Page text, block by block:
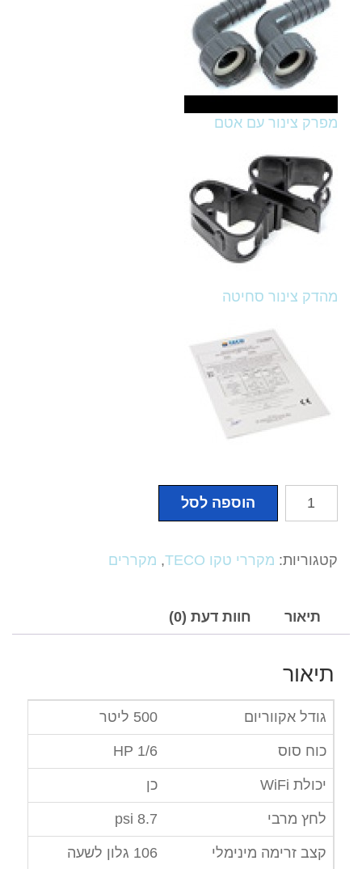
מפרק צינור עם אטם
מהדק צינור סחיטה
טקו
TECO
עד
500
ליטר
הוספה לסל
קטגוריות: מקררי טקו TECO , מקררים
תיאור חוות דעת (0)
תיאור
גודל אקווריום 500 ליטר
כוח סוס 1/6 HP
יכולת WiFi כן
לחץ מרבי 8.7 psi
קצב זרימה מינימלי 106 גלון לשעה